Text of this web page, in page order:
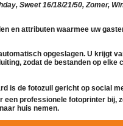
Sweet 16/18/21/50, Zomer,
en attributen waarmee uw
opgeslagen. U krijgt
zodat de bestanden op elke
is de fotozuil gericht op social
een professionele fotoprinter bij,
huis nemen.